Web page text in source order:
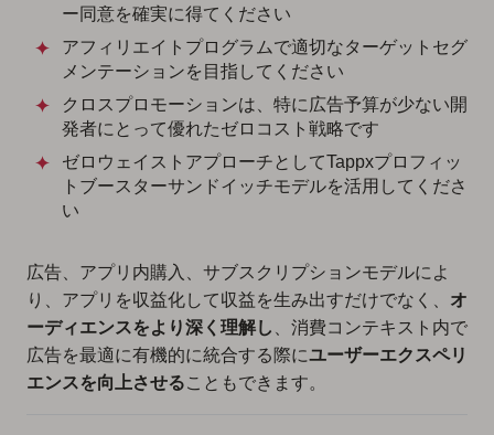
ー同意を確実に得てください
アフィリエイトプログラムで適切なターゲットセグ
メンテーションを目指してください
クロスプロモーションは、特に広告予算が少ない開
発者にとって優れたゼロコスト戦略です
ゼロウェイストアプローチとしてTappxプロフィッ
トブースターサンドイッチモデルを活用してくださ
い
広告、アプリ内購入、サブスクリプションモデルによ
り、アプリを収益化して収益を生み出すだけでなく、 オ
ーディエンスをより深く理解し
、消費コンテキスト内で
広告を最適に有機的に統合する際にユーザーエクスペリ
エンスを向上させることもできます。